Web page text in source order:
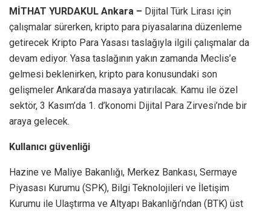
MİTHAT YURDAKUL Ankara – Dijital Türk Lirası için
çalışmalar sürerken, kripto para piyasalarına düzenleme
getirecek Kripto Para Yasası taslağıyla ilgili çalışmalar da
devam ediyor. Yasa taslağının yakın zamanda Meclis’e
gelmesi beklenirken, kripto para konusundaki son
gelişmeler Ankara’da masaya yatırılacak. Kamu ile özel
sektör, 3 Kasım’da 1. d’konomi Dijital Para Zirvesi’nde bir
araya gelecek.
Kullanıcı güvenliği
Hazine ve Maliye Bakanlığı, Merkez Bankası, Sermaye
Piyasası Kurumu (SPK), Bilgi Teknolojileri ve İletişim
Kurumu ile Ulaştırma ve Altyapı Bakanlığı’ndan (BTK) üst